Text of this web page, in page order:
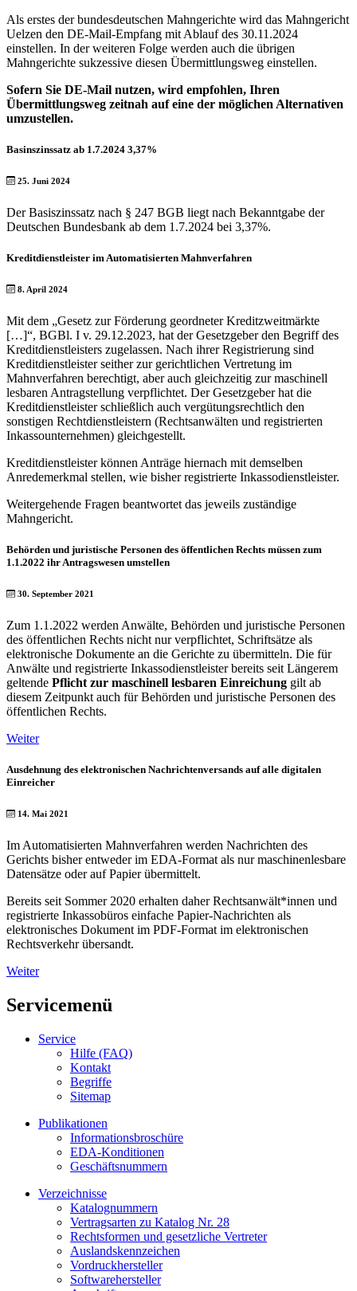
Als erstes der bundesdeutschen Mahngerichte wird das Mahngericht
Uelzen den DE-Mail-Empfang mit Ablauf des 30.11.2024
einstellen. In der weiteren Folge werden auch die übrigen
Mahngerichte sukzessive diesen Übermittlungsweg einstellen.
Sofern Sie DE-Mail nutzen, wird empfohlen, Ihren
Übermittlungsweg zeitnah auf eine der möglichen Alternativen
umzustellen.
Basinszinssatz ab 1.7.2024 3,37%
25. Juni 2024
Der Basiszinssatz nach § 247 BGB liegt nach Bekanntgabe der
Deutschen Bundesbank ab dem 1.7.2024 bei 3,37%.
Kreditdienstleister im Automatisierten Mahnverfahren
8. April 2024
Mit dem „Gesetz zur Förderung geordneter Kreditzweitmärkte
[…]“, BGBl. I v. 29.12.2023, hat der Gesetzgeber den Begriff des
Kreditdienstleisters zugelassen. Nach ihrer Registrierung sind
Kreditdienstleister seither zur gerichtlichen Vertretung im
Mahnverfahren berechtigt, aber auch gleichzeitig zur maschinell
lesbaren Antragstellung verpflichtet. Der Gesetzgeber hat die
Kreditdienstleister schließlich auch vergütungsrechtlich den
sonstigen Rechtdienstleistern (Rechtsanwälten und registrierten
Inkassounternehmen) gleichgestellt.
Kreditdienstleister können Anträge hiernach mit demselben
Anredemerkmal stellen, wie bisher registrierte Inkassodienstleister.
Weitergehende Fragen beantwortet das jeweils zuständige
Mahngericht.
Behörden und juristische Personen des öffentlichen Rechts müssen zum
1.1.2022 ihr Antragswesen umstellen
30. September 2021
Zum 1.1.2022 werden Anwälte, Behörden und juristische Personen
des öffentlichen Rechts nicht nur verpflichtet, Schriftsätze als
elektronische Dokumente an die Gerichte zu übermitteln. Die für
Anwälte und registrierte Inkassodienstleister bereits seit Längerem
geltende Pflicht zur maschinell lesbaren Einreichung gilt ab
diesem Zeitpunkt auch für Behörden und juristische Personen des
öffentlichen Rechts.
Weiter
Ausdehnung des elektronischen Nachrichtenversands auf alle digitalen
Einreicher
14. Mai 2021
Im Automatisierten Mahnverfahren werden Nachrichten des
Gerichts bisher entweder im EDA-Format als nur maschinenlesbare
Datensätze oder auf Papier übermittelt.
Bereits seit Sommer 2020 erhalten daher Rechtsanwält*innen und
registrierte Inkassobüros einfache Papier-Nachrichten als
elektronisches Dokument im PDF-Format im elektronischen
Rechtsverkehr übersandt.
Weiter
Servicemenü
Service
Hilfe (FAQ)
Kontakt
Begriffe
Sitemap
Publikationen
Informationsbroschüre
EDA-Konditionen
Geschäftsnummern
Verzeichnisse
Katalognummern
Vertragsarten zu Katalog Nr. 28
Rechtsformen und gesetzliche Vertreter
Auslandskennzeichen
Vordruckhersteller
Softwarehersteller